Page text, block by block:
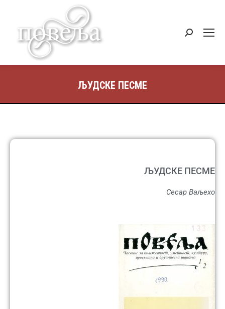
ЉУДСКЕ ПЕСМЕ
ЉУДСКЕ ПЕСМЕ
Сесар Ваљехо